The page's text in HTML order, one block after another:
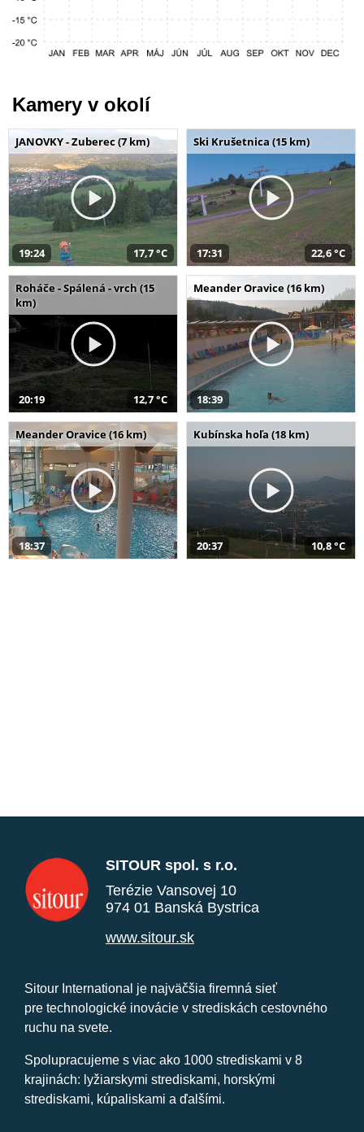
Kamery v okolí
JANOVKY - Zuberec (7 km)
19:24 17,7 °C
Ski Krušetnica (15 km)
17:31 22,6 °C
Roháče - Spálená - vrch (15
km)
20:19 12,7 °C
Meander Oravice (16 km)
18:39
Meander Oravice (16 km)
18:37
Kubínska hoľa (18 km)
20:37 10,8 °C
SITOUR spol. s r.o.
Terézie Vansovej 10
974 01 Banská Bystrica
www.sitour.sk
Sitour International je najväčšia firemná sieť
pre technologické inovácie v strediskách cestovného
ruchu na svete.
Spolupracujeme s viac ako 1000 strediskami v 8
krajinách: lyžiarskymi strediskami, horskými
strediskami, kúpaliskami a ďalšími.